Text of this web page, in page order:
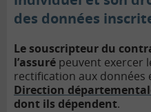
des données
Le souscripteur du
l’assuré peuvent exercer
rectification aux données
Direction
dont ils dépendent.